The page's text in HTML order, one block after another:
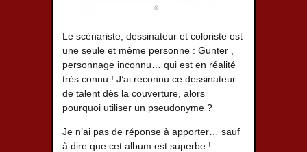
Le scénariste, dessinateur et coloriste est
une seule et même personne : Gunter ,
personnage inconnu… qui est en réalité
très connu ! J’ai reconnu ce dessinateur
de talent dès la couverture, alors
pourquoi utiliser un pseudonyme ?
Je n’ai pas de réponse à apporter… sauf
à dire que cet album est superbe !